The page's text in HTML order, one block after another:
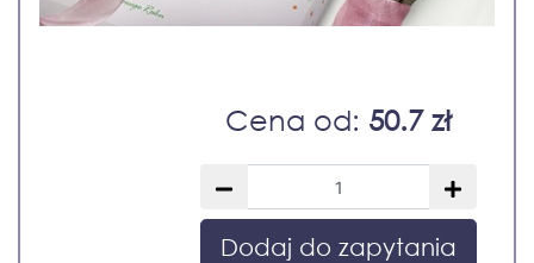
Cena od: 50.7 zł
Dodaj do zapytania